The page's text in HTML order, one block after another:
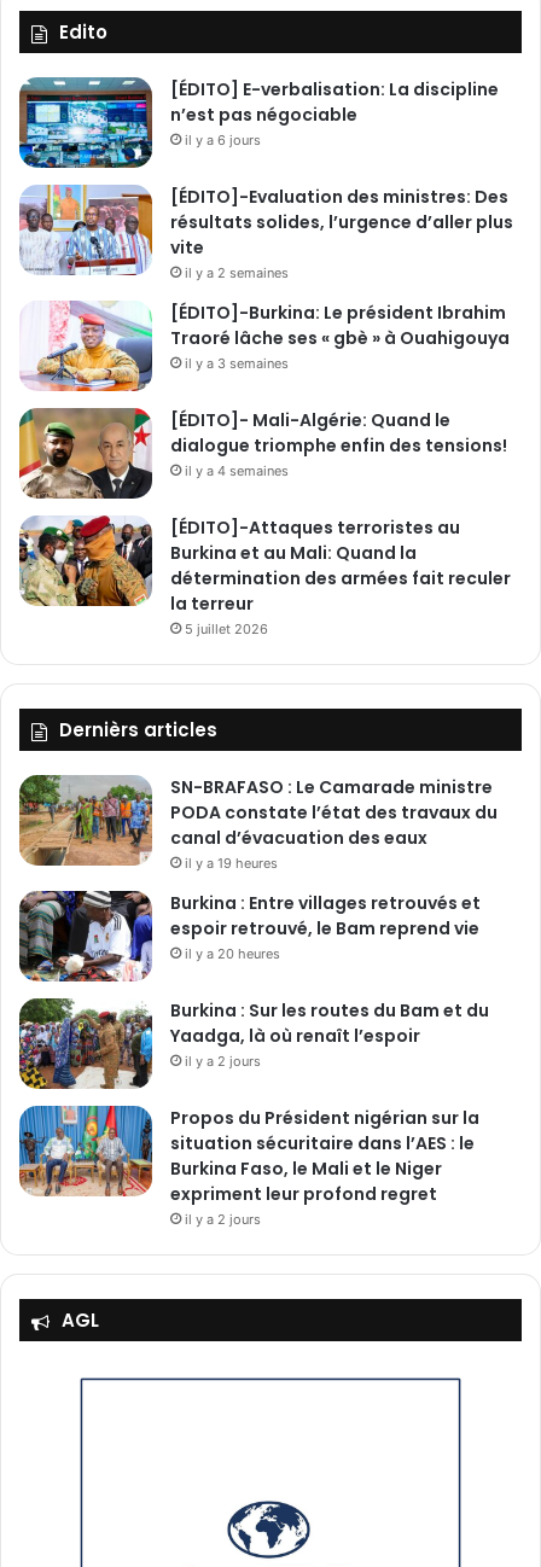
T
i
o
m
i
a
n
o
Edito
[ÉDITO] E-verbalisation: La discipline
n’est pas négociable
il y a 6 jours
[ÉDITO]-Evaluation des ministres: Des
résultats solides, l’urgence d’aller plus
vite
il y a 2 semaines
[ÉDITO]-Burkina: Le président Ibrahim
Traoré lâche ses « gbè » à Ouahigouya
il y a 3 semaines
[ÉDITO]- Mali-Algérie: Quand le
dialogue triomphe enfin des tensions!
il y a 4 semaines
[ÉDITO]-Attaques terroristes au
Burkina et au Mali: Quand la
détermination des armées fait reculer
la terreur
5 juillet 2026
Dernièrs articles
SN-BRAFASO : Le Camarade ministre
PODA constate l’état des travaux du
canal d’évacuation des eaux
il y a 19 heures
Burkina : Entre villages retrouvés et
espoir retrouvé, le Bam reprend vie
il y a 20 heures
Burkina : Sur les routes du Bam et du
Yaadga, là où renaît l’espoir
il y a 2 jours
Propos du Président nigérian sur la
situation sécuritaire dans l’AES : le
Burkina Faso, le Mali et le Niger
expriment leur profond regret
il y a 2 jours
AGL